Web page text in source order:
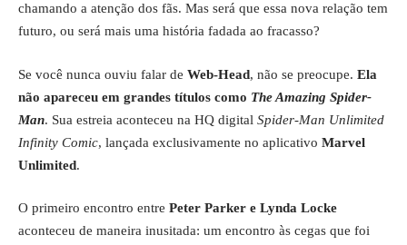
chamando a atenção dos fãs. Mas será que essa nova relação tem
futuro, ou será mais uma história fadada ao fracasso?
Se você nunca ouviu falar de Web-Head, não se preocupe. Ela
não apareceu em grandes títulos como The Amazing Spider-
Man. Sua estreia aconteceu na HQ digital Spider-Man Unlimited
Infinity Comic, lançada exclusivamente no aplicativo Marvel
Unlimited.
O primeiro encontro entre Peter Parker e Lynda Locke
aconteceu de maneira inusitada: um encontro às cegas que foi